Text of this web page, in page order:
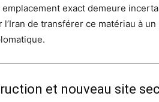
exact demeure
de transférer ce matériau à
et nouveau site